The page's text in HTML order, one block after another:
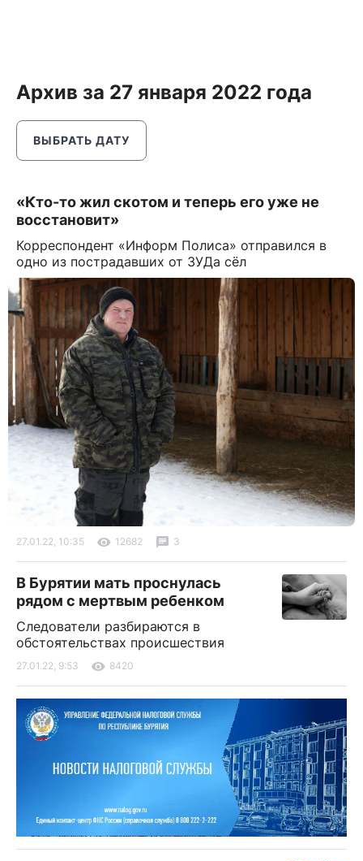
Архив за 27 января 2022 года
ВЫБРАТЬ ДАТУ
«Кто-то жил скотом и теперь его уже не
восстановит»
Корреспондент «Информ Полиса» отправился в
одно из пострадавших от ЗУДа сёл
27.01.22, 10:35 12682 3
В Бурятии мать проснулась
рядом с мертвым ребенком
Следователи разбираются в
обстоятельствах происшествия
27.01.22, 9:53 8420